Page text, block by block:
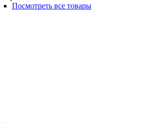
Посмотреть все товары